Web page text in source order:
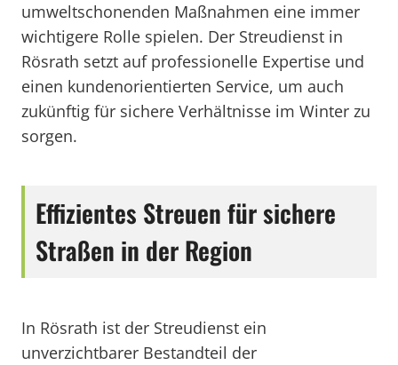
umweltschonenden Maßnahmen eine immer
wichtigere Rolle spielen. Der Streudienst in
Rösrath setzt auf professionelle Expertise und
einen kundenorientierten Service, um auch
zukünftig für sichere Verhältnisse im Winter zu
sorgen.
Effizientes Streuen für sichere
Straßen in der Region
In Rösrath ist der Streudienst ein
unverzichtbarer Bestandteil der